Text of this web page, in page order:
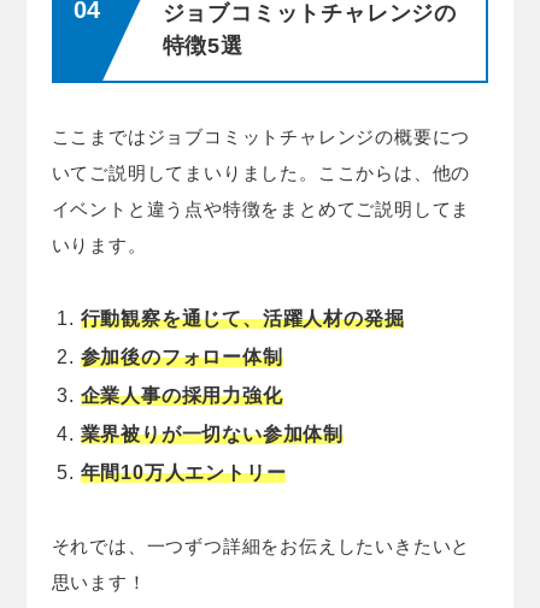
ジョブコミットチャレンジの
特徴5選
ここまではジョブコミットチャレンジの概要につ
いてご説明してまいりました。ここからは、他の
イベントと違う点や特徴をまとめてご説明してま
いります。
行動観察を通じて、活躍人材の発掘
参加後のフォロー体制
企業人事の採用力強化
業界被りが一切ない参加体制
年間10万人エントリー
それでは、一つずつ詳細をお伝えしたいきたいと
思います！